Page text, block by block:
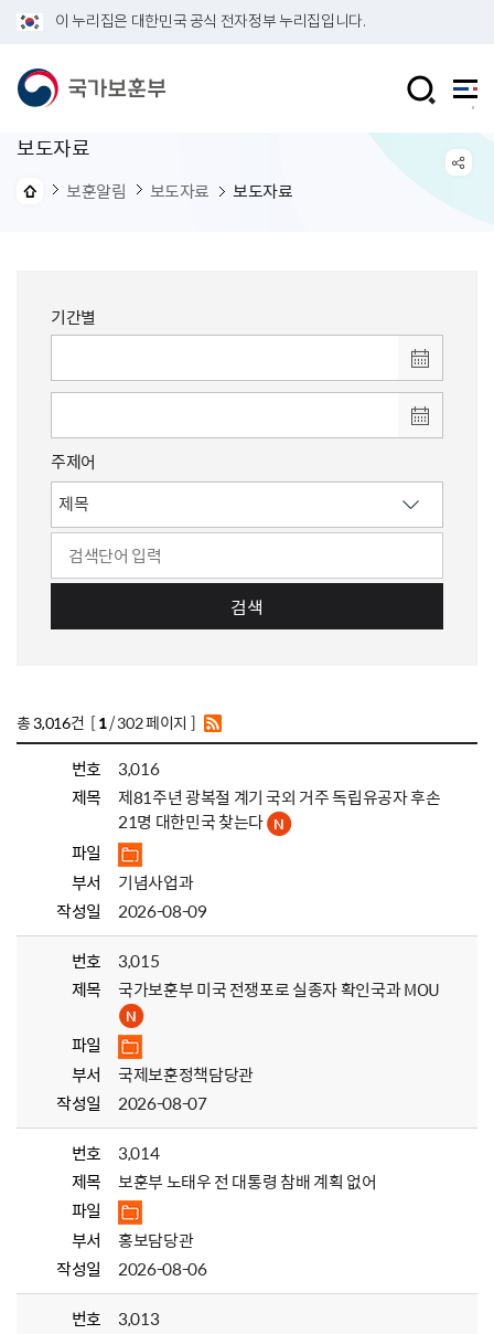
이 누리집은 대한민국 공식 전자정부 누리집입니다.
보도자료
보훈알림 보도자료 보도자료
기간별
주제어
검색
총3,016건 [1/ 302 페이지 ]
번호
3,016
제목
제81주년 광복절 계기 국외 거주 독립유공자 후손
21명 대한민국 찾는다
파일
부서
기념사업과
작성일
2026-08-09
번호
3,015
제목
국가보훈부 미국 전쟁포로 실종자 확인국과 MOU
파일
부서
국제보훈정책담당관
작성일
2026-08-07
번호
3,014
제목
보훈부 노태우 전 대통령 참배 계획 없어
파일
부서
홍보담당관
작성일
2026-08-06
번호
3,013